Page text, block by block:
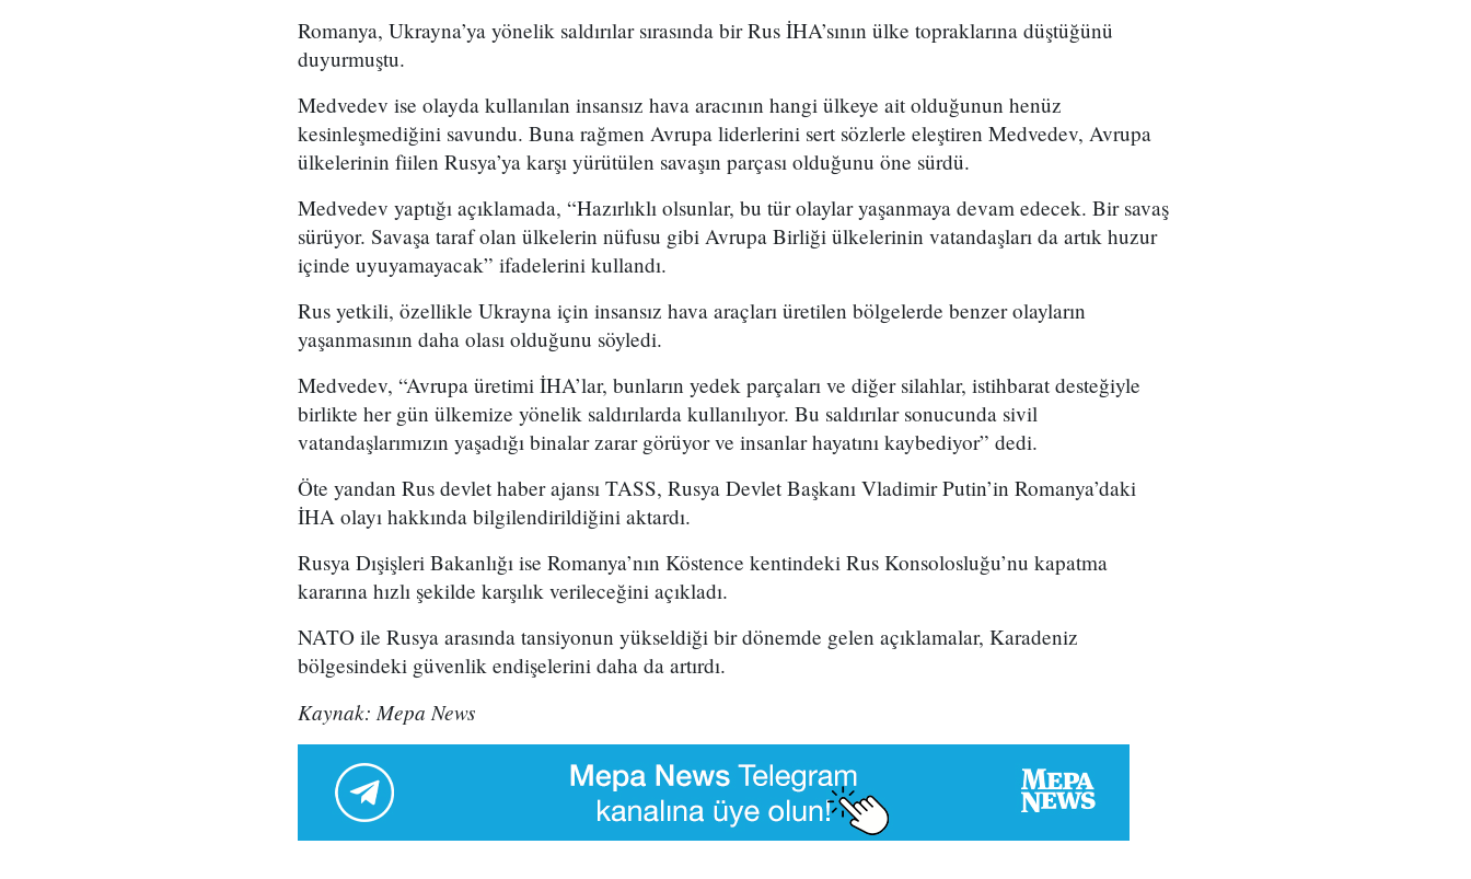
Romanya, Ukrayna’ya yönelik saldırılar sırasında bir Rus İHA’sının ülke topraklarına düştüğünü
duyurmuştu.
Medvedev ise olayda kullanılan insansız hava aracının hangi ülkeye ait olduğunun henüz
kesinleşmediğini savundu. Buna rağmen Avrupa liderlerini sert sözlerle eleştiren Medvedev, Avrupa
ülkelerinin fiilen Rusya’ya karşı yürütülen savaşın parçası olduğunu öne sürdü.
Medvedev yaptığı açıklamada, “Hazırlıklı olsunlar, bu tür olaylar yaşanmaya devam edecek. Bir savaş
sürüyor. Savaşa taraf olan ülkelerin nüfusu gibi Avrupa Birliği ülkelerinin vatandaşları da artık huzur
içinde uyuyamayacak” ifadelerini kullandı.
Rus yetkili, özellikle Ukrayna için insansız hava araçları üretilen bölgelerde benzer olayların
yaşanmasının daha olası olduğunu söyledi.
Medvedev, “Avrupa üretimi İHA’lar, bunların yedek parçaları ve diğer silahlar, istihbarat desteğiyle
birlikte her gün ülkemize yönelik saldırılarda kullanılıyor. Bu saldırılar sonucunda sivil
vatandaşlarımızın yaşadığı binalar zarar görüyor ve insanlar hayatını kaybediyor” dedi.
Öte yandan Rus devlet haber ajansı TASS, Rusya Devlet Başkanı Vladimir Putin’in Romanya’daki
İHA olayı hakkında bilgilendirildiğini aktardı.
Rusya Dışişleri Bakanlığı ise Romanya’nın Köstence kentindeki Rus Konsolosluğu’nu kapatma
kararına hızlı şekilde karşılık verileceğini açıkladı.
NATO ile Rusya arasında tansiyonun yükseldiği bir dönemde gelen açıklamalar, Karadeniz
bölgesindeki güvenlik endişelerini daha da artırdı.
Kaynak: Mepa News